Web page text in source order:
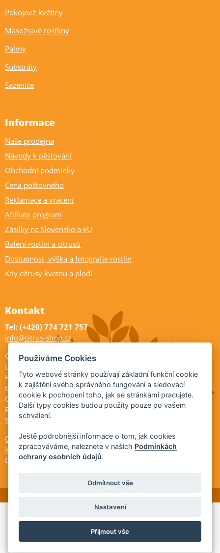
Pokojové květiny
Masožravé rostliny
Palmy
Substráty
Sazenice
Informace
Naše prodejna
Návody k pěstování
Obchodní podmínky
Cena poštovného
Reklamace a vrácení
Afilliate program
Zásilky na Slovensko a EU
Balení rostlin a citrusů
Dostupnost, výška a fotografie rostlin
Kdy citrusy kvetou a plodí
Kontakt
Tel: (+420) 774 721 757
info@citrus-shop.cz
Citrus shop zahradnictví
Legionářů 2
Hodonín
695 01
Otevřeno:
Po-Pá 9-17
So 9-11:30
Ochrana osobních údajů
Informace ÚKZÚZ
Cookies
© 2026 Citrus-shop.cz -Partnerský
program
Partner ID:
Používáme Cookies
Tyto webové stránky používají základní funkční cookie
k zajištění svého správného fungování a sledovací
cookie k pochopení toho, jak se stránkami pracujete.
Další typy cookies budou použity pouze po vašem
schválení.
Ještě podrobnější informace o tom, jak cookies
zpracováváme, naleznete v našich Podmínkách
ochrany osobních údajů.
Odmítnout vše
Nastavení
Přijmout vše